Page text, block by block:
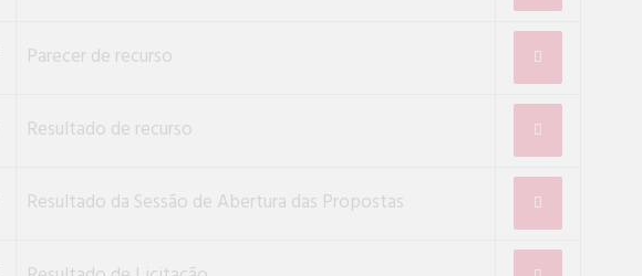
Parecer de recurso
Resultado de recurso
Resultado da Sessão de Abertura das Propostas